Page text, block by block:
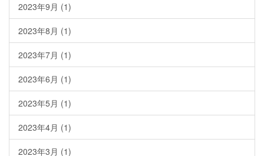
2023年9月 (1)
2023年8月 (1)
2023年7月 (1)
2023年6月 (1)
2023年5月 (1)
2023年4月 (1)
2023年3月 (1)